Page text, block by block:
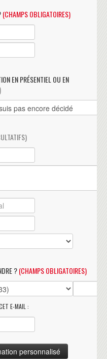
(CHAMPS OBLIGATOIRES)
EN PRÉSENTIEL OU EN
?(CHAMPS OBLIGATOIRES)
E-MAIL :